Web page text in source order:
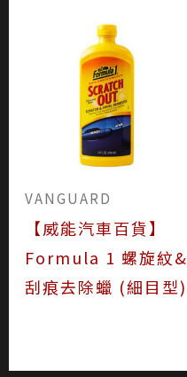
VANGUARD
【威能汽車百貨】
Formula 1 螺旋紋&
刮痕去除蠟 (細目型)